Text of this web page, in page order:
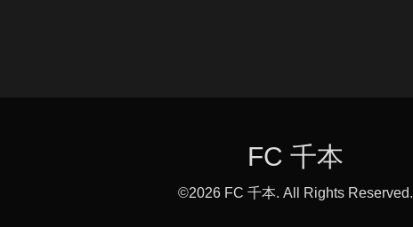
FC 千本
©2026 FC 千本. All Rights Reserved.